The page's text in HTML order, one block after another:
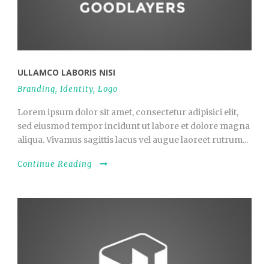
ULLAMCO LABORIS NISI
Branding, Identity, Logo
Lorem ipsum dolor sit amet, consectetur adipisici elit,
sed eiusmod tempor incidunt ut labore et dolore magna
aliqua. Vivamus sagittis lacus vel augue laoreet rutrum...
Continue Reading